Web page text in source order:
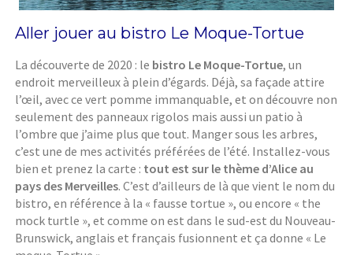
Aller jouer au bistro Le Moque-Tortue
La découverte de 2020 : le bistro Le Moque-Tortue, un
endroit merveilleux à plein d’égards. Déjà, sa façade attire
l’œil, avec ce vert pomme immanquable, et on découvre non
seulement des panneaux rigolos mais aussi un patio à
l’ombre que j’aime plus que tout. Manger sous les arbres,
c’est une de mes activités préférées de l’été. Installez-vous
bien et prenez la carte : tout est sur le thème d’Alice au
pays des Merveilles. C’est d’ailleurs de là que vient le nom du
bistro, en référence à la « fausse tortue », ou encore « the
mock turtle », et comme on est dans le sud-est du Nouveau-
Brunswick, anglais et français fusionnent et ça donne « Le